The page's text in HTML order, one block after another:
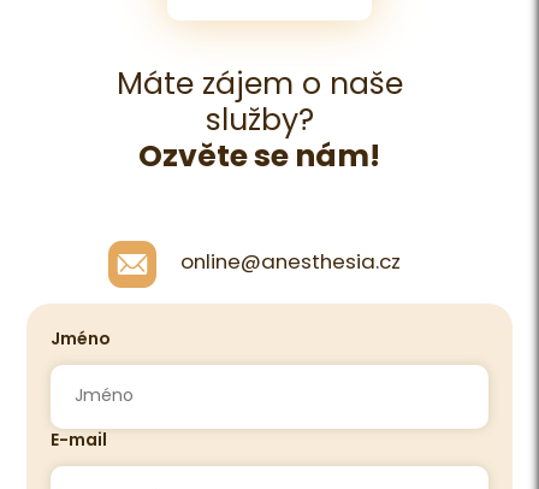
Máte zájem o naše
služby?
Ozvěte se nám!
online@anesthesia.cz
Jméno
E-mail